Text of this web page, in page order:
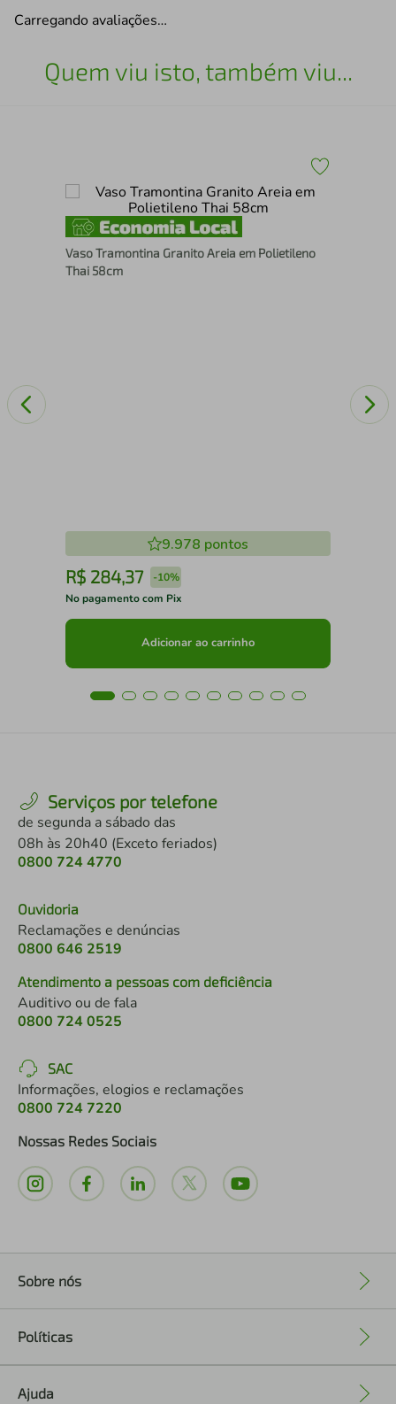
Carregando avaliações…
Quem viu isto, também viu...
Vaso Tramontina Granito Areia em Polietileno
Thai 58cm
9.978 pontos
R$ 284,37 -10%
No pagamento com Pix
Adicionar ao carrinho
Serviços por telefone
de segunda a sábado das
08h às 20h40 (Exceto feriados)
0800 724 4770
Ouvidoria
Reclamações e denúncias
0800 646 2519
Atendimento a pessoas com deficiência
Auditivo ou de fala
0800 724 0525
SAC
Informações, elogios e reclamações
0800 724 7220
Nossas Redes Sociais
Sobre nós
Políticas
Ajuda